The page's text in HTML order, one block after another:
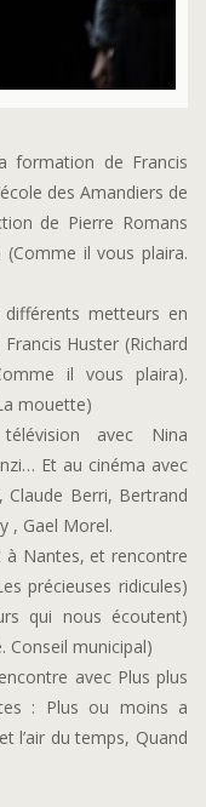
formation de Francis
des Amandiers de
de Pierre Romans
il vous plaira.
metteurs en
Huster (Richard
il vous plaira).
mouette)
avec Nina
Et au cinéma avec
Claude Berri, Bertrand
, Gael Morel.
à Nantes, et rencontre
précieuses ridicules)
qui nous écoutent)
Conseil municipal)
avec Plus plus
: Plus ou moins a
l’air du temps, Quand